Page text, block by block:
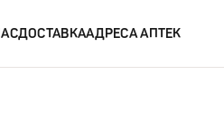
ДОСТАВКААДРЕСА АПТЕК